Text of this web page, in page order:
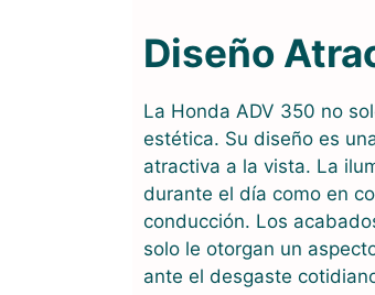
Diseño
La Honda ADV 350 no
estética. Su diseño es
atractiva a la vista. La
durante el día como en
conducción. Los
solo le otorgan un
ante el desgaste